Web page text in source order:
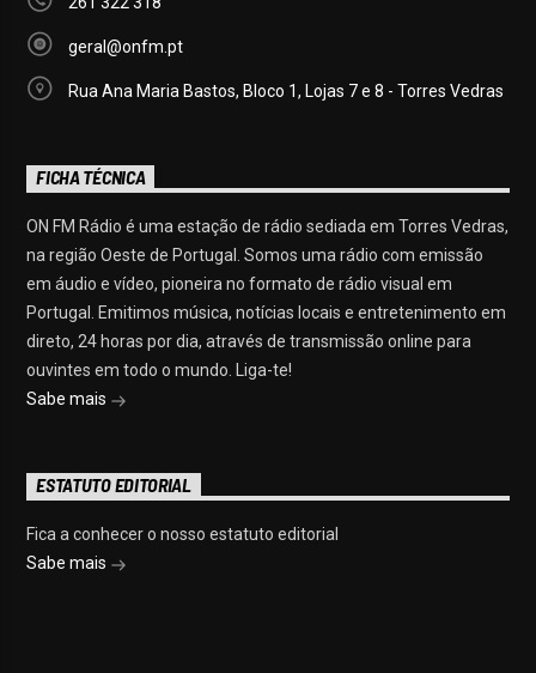
geral@onfm.pt
Rua Ana Maria Bastos, Bloco 1, Lojas 7 e 8 - Torres Vedras
FICHA TÉCNICA
ON FM Rádio é uma estação de rádio sediada em Torres Vedras,
na região Oeste de Portugal. Somos uma rádio com emissão
em áudio e vídeo, pioneira no formato de rádio visual em
Portugal. Emitimos música, notícias locais e entretenimento em
direto, 24 horas por dia, através de transmissão online para
ouvintes em todo o mundo. Liga-te!
Sabe mais
ESTATUTO EDITORIAL
Fica a conhecer o nosso estatuto editorial
Sabe mais